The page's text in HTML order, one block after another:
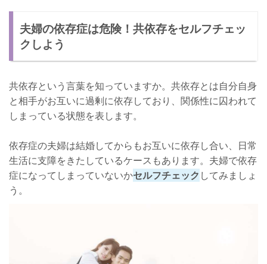
共依存の離婚率は極めて高いらしい！男が離婚を決める時
夫婦の依存症は危険！共依存をセルフチェッ
クしよう
共依存という言葉を知っていますか。共依存とは自分自身
と相手がお互いに過剰に依存しており、関係性に囚われて
しまっている状態を表します。
依存症の夫婦は結婚してからもお互いに依存し合い、日常
生活に支障をきたしているケースもあります。夫婦で依存
症になってしまっていないかセルフチェック してみましょ
う。